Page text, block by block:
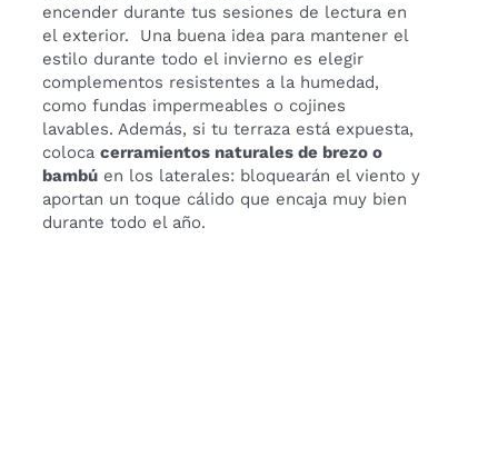
encender durante tus sesiones de lectura en
el exterior. Una buena idea para mantener el
estilo durante todo el invierno es elegir
complementos resistentes a la humedad,
como fundas impermeables o cojines
lavables. Además, si tu terraza está expuesta,
colocacerramientos naturales de brezo o
bambú en los laterales: bloquearán el viento y
aportan un toque cálido que encaja muy bien
durante todo el año.